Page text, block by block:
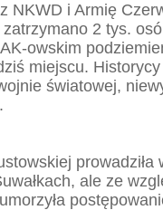
NKWD i Armię
2 tys.
owskim
miejscu.
światowej,
prowadziła
ale ze